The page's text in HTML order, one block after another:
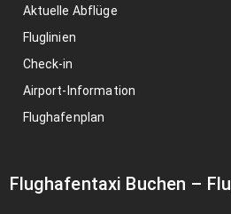
Aktuelle Abflüge
Fluglinien
Check-in
Airport-Information
Flughafenplan
Flughafentaxi Buchen –